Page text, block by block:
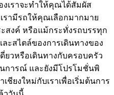
งเราจะทำให้คุณได้สัมผัส
รามีรถให้คุณเลือกมากมาย
สงค์ หรือแม้กระทั่งรถบรรทุก
ะสไตล์ของการเดินทางของ
ยวหรือเดินทางกับครอบครัว
การณ์ และยังมีโปรโมชั่นพิ
ชียงใหม่กับเราเพื่อเริ่มต้นการ